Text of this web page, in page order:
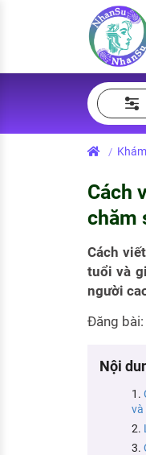
Tìm việc làm
Việc làm tốt nhất
Danh sách nhà
Nhà tuyển dụng
Quản lý CV
MẪU CV THEO STYLE
Mẫu CV đơn giản
Mẫu CV hiện đại
Tính lương Gross -
PHÁP LUẬT VIỆT NAM
Văn bản pháp luật
Chính sách mới
Lao động và tiền
Thuế thu nhập
KHÁM PHÁ NGHỀ
Kỹ năng nghề nghiệp
/
Cách
chăm
Cách
tuổi và
người
Đăng
Nội
và